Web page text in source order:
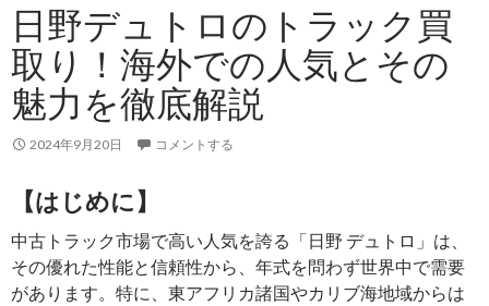
を
活
し
て、
く
買
い
替
え！
日野デュトロのトラック買
取り！海外での人気とその
魅力を徹底解説
2024年9月20日 コメントする
【はじめに】
中古トラック市場で高い人気を誇る「日野 デュトロ」は、
その優れた性能と信頼性から、年式を問わず世界中で需要
があります。特に、東アフリカ諸国やカリブ海地域からは